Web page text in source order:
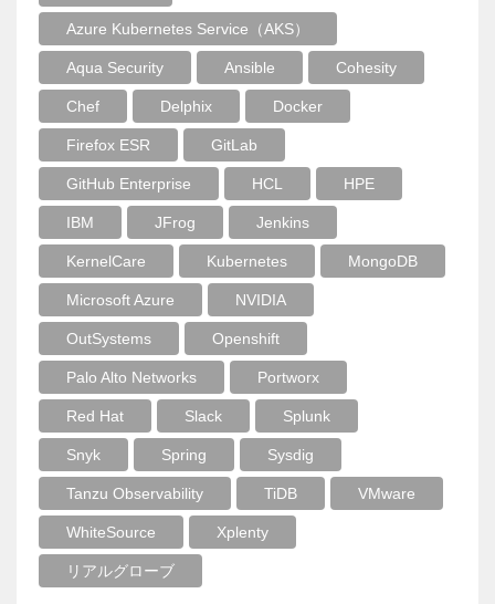
Azure Kubernetes Service（AKS）
Aqua Security Ansible Cohesity
Chef Delphix Docker
Firefox ESR GitLab
GitHub Enterprise HCL HPE
IBM JFrog Jenkins
KernelCare Kubernetes MongoDB
Microsoft Azure NVIDIA
OutSystems Openshift
Palo Alto Networks Portworx
Red Hat Slack Splunk
Snyk Spring Sysdig
Tanzu Observability TiDB VMware
WhiteSource Xplenty
リアルグローブ